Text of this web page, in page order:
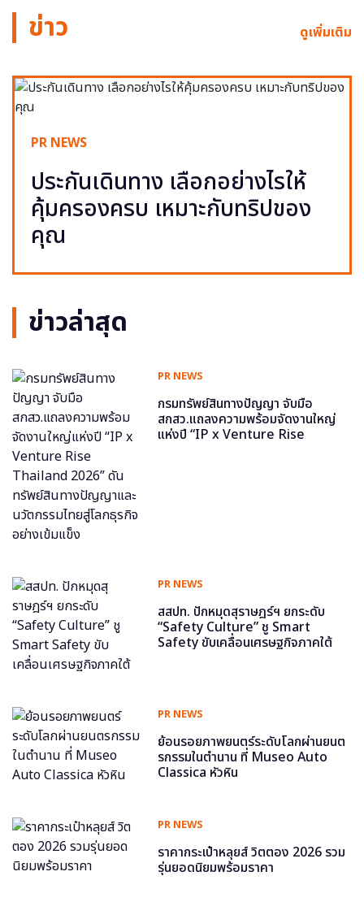
ข่าว ดูเพิ่มเติม
PR NEWS
ประกันเดินทาง เลือกอย่างไรให้
คุ้มครองครบ เหมาะกับทริปของ
คุณ
ข่าวล่าสุด
PR NEWS
กรมทรัพย์สินทางปัญญา จับมือ
สกสว.แถลงความพร้อมจัดงานใหญ่
แห่งปี “IP x Venture Rise
PR NEWS
สสปท. ปักหมุดสุราษฎร์ฯ ยกระดับ
“Safety Culture” ชู Smart
Safety ขับเคลื่อนเศรษฐกิจภาคใต้
PR NEWS
ย้อนรอยภาพยนตร์ระดับโลกผ่านยนต
รกรรมในตำนาน ที่ Museo Auto
Classica หัวหิน
PR NEWS
ราคากระเป๋าหลุยส์ วิตตอง 2026 รวม
รุ่นยอดนิยมพร้อมราคา